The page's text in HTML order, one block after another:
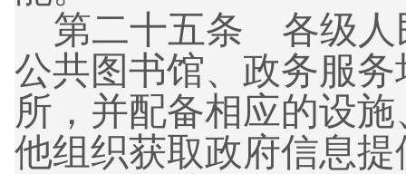
第二十五条 各级人
公共图书馆、政务服
所，并配备相应的设
他组织获取政府信息